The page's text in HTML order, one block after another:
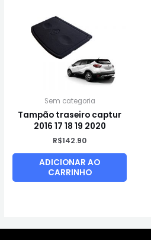
Sem categoria
Tampão traseiro captur
2016 17 18 19 2020
R$142.90
ADICIONAR AO
CARRINHO